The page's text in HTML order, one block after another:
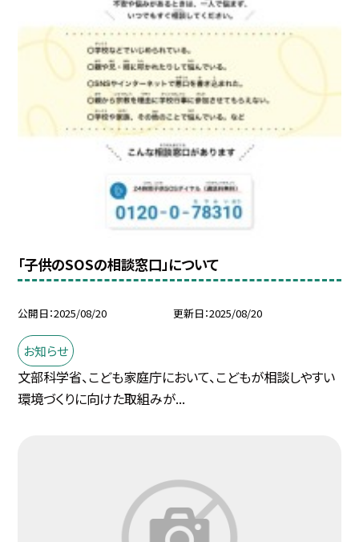
「子供のSOSの相談窓口」について
公開日 2025/08/20 更新日 2025/08/20
お知らせ
文部科学省、こども家庭庁において、こどもが相談しやすい
環境づくりに向けた取組みが...